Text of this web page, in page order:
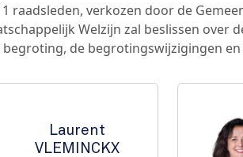
verkozen door de
Welzijn zal beslissen over
de begrotingswijzigingen
Laurent
VLEMINCKX